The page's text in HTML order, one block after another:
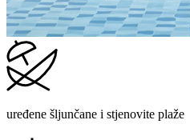
uređene šljunčane i stjenovite plaže